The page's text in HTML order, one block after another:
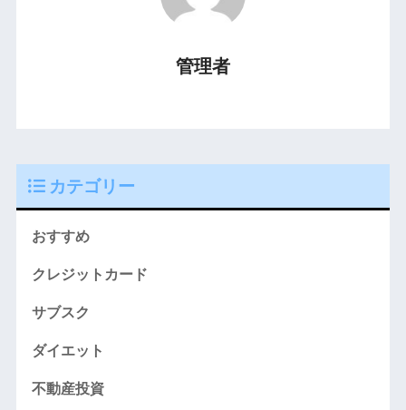
管理者
カテゴリー
おすすめ
クレジットカード
サブスク
ダイエット
不動産投資